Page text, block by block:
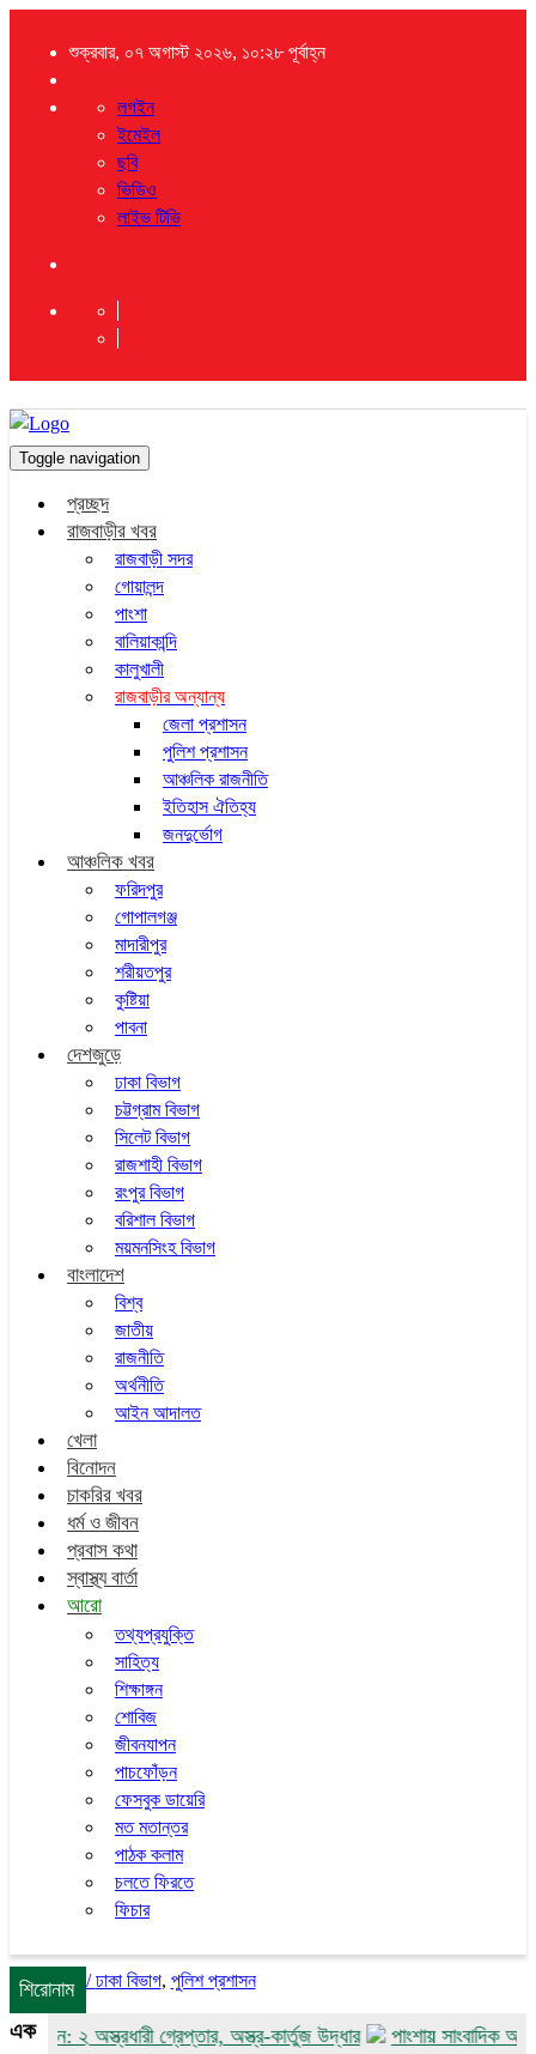
শুক্রবার, ০৭ অগাস্ট ২০২৬, ১০:২৮ পূর্বাহ্ন
লগইন
ইমেইল
ছবি
ভিডিও
লাইভ টিভি
Toggle navigation
প্রচ্ছদ
রাজবাড়ীর খবর
রাজবাড়ী সদর
গোয়ালন্দ
পাংশা
বালিয়াকান্দি
কালুখালী
রাজবাড়ীর অন্যান্য
জেলা প্রশাসন
পুলিশ প্রশাসন
আঞ্চলিক রাজনীতি
ইতিহাস ঐতিহ্য
জনদুর্ভোগ
আঞ্চলিক খবর
ফরিদপুর
গোপালগঞ্জ
মাদারীপুর
শরীয়তপুর
কুষ্টিয়া
পাবনা
দেশজুড়ে
ঢাকা বিভাগ
চট্টগ্রাম বিভাগ
সিলেট বিভাগ
রাজশাহী বিভাগ
রংপুর বিভাগ
বরিশাল বিভাগ
ময়মনসিংহ বিভাগ
বাংলাদেশ
বিশ্ব
জাতীয়
রাজনীতি
অর্থনীতি
আইন আদালত
খেলা
বিনোদন
চাকরির খবর
ধর্ম ও জীবন
প্রবাস কথা
স্বাস্থ্য বার্তা
আরো
তথ্যপ্রযুক্তি
সাহিত্য
শিক্ষাঙ্গন
শোবিজ
জীবনযাপন
পাচফোঁড়ন
ফেসবুক ডায়েরি
মত মতান্তর
পাঠক কলাম
চলতে ফিরতে
ফিচার
শিরোনাম
২ অস্ত্রধারী গ্রেপ্তার, অস্ত্র-কার্তুজ উদ্ধার
পাংশায় সাংবাদিক আকাশ
/ঢাকা বিভাগ, পুলিশ প্রশাসন
এক